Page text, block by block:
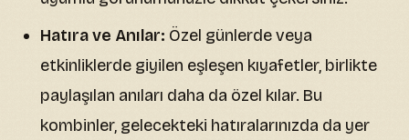
Hatıra ve Anılar: Özel günlerde veya
etkinliklerde giyilen eşleşen kıyafetler, birlikte
paylaşılan anıları daha da özel kılar. Bu
kombinler, gelecekteki hatıralarınızda da yer